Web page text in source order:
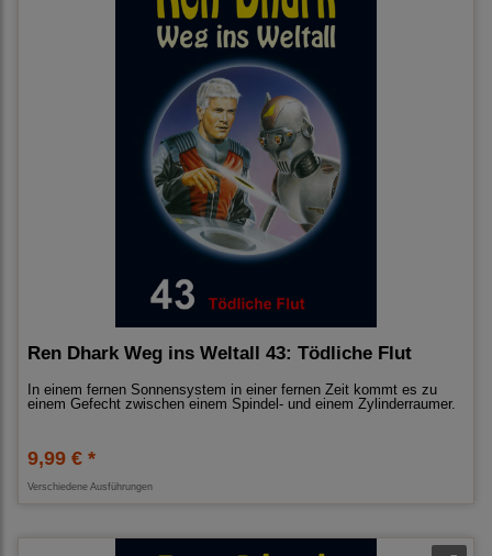
Ren Dhark Weg ins Weltall 43: Tödliche Flut
In einem fernen Sonnensystem in einer fernen Zeit kommt es zu
einem Gefecht zwischen einem Spindel- und einem Zylinderraumer.
9,99 € *
Verschiedene Ausführungen